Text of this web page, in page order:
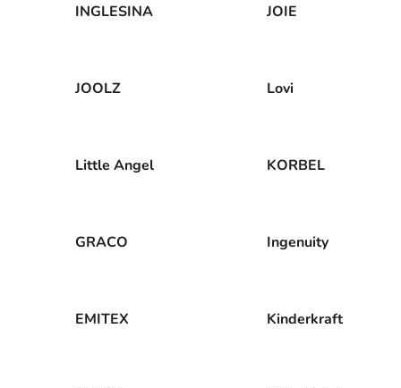
INGLESINA JOIE
JOOLZ Lovi
Little Angel KORBEL
GRACO Ingenuity
EMITEX Kinderkraft